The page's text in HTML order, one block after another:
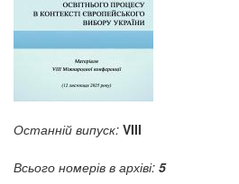
Останній випуск: VIII
Всього номерів в архіві: 5